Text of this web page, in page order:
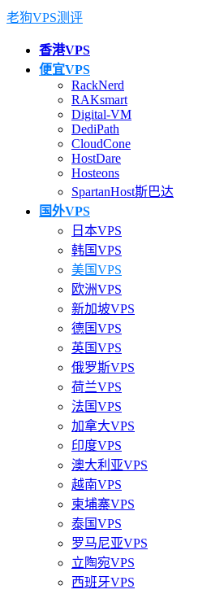
老狗VPS测评
香港VPS
便宜VPS
RackNerd
RAKsmart
Digital-VM
DediPath
CloudCone
HostDare
Hosteons
SpartanHost斯巴达
国外VPS
日本VPS
韩国VPS
美国VPS
欧洲VPS
新加坡VPS
德国VPS
英国VPS
俄罗斯VPS
荷兰VPS
法国VPS
加拿大VPS
印度VPS
澳大利亚VPS
越南VPS
柬埔寨VPS
泰国VPS
罗马尼亚VPS
立陶宛VPS
西班牙VPS